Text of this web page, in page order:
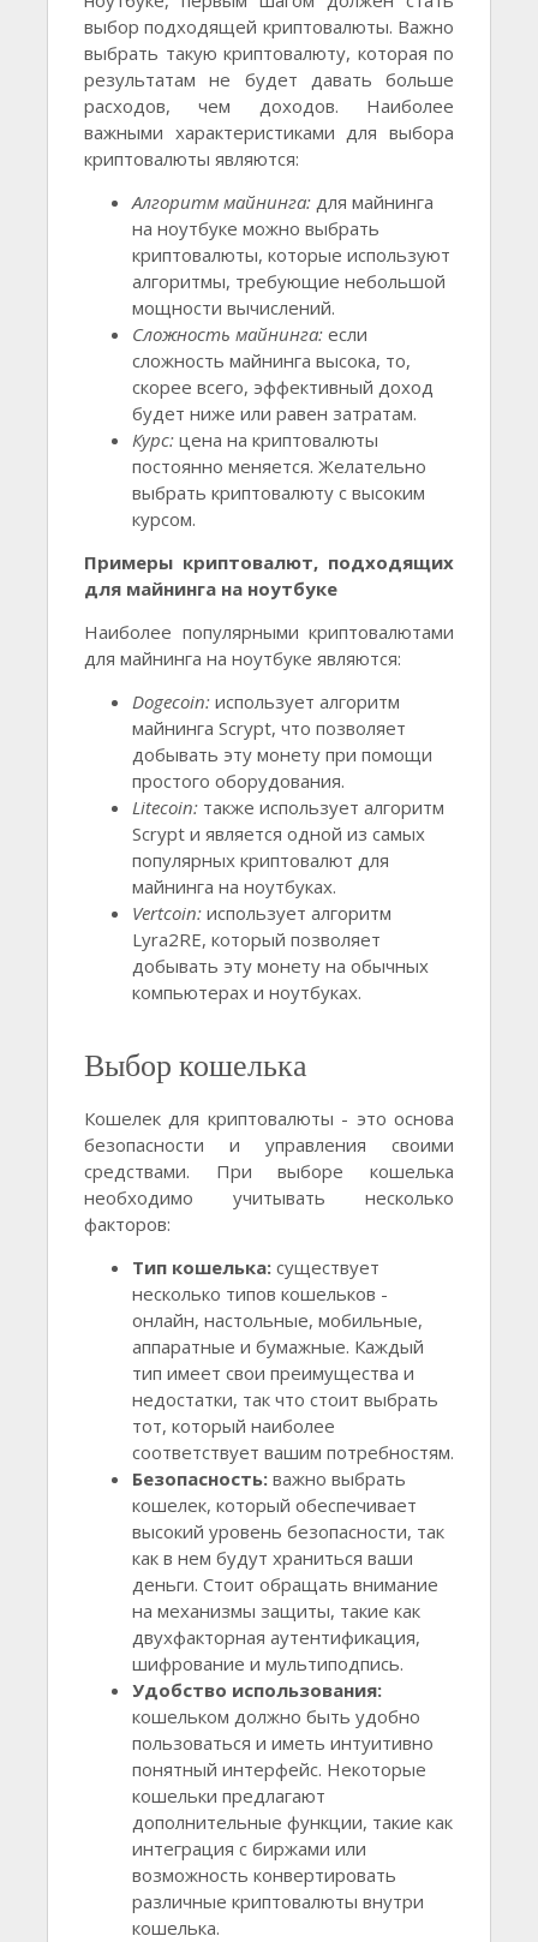
выбор подходящей криптовалюты. Важно
выбрать такую криптовалюту, которая по
результатам не будет давать больше
расходов, чем доходов. Наиболее
важными характеристиками для выбора
криптовалюты являются:
Алгоритм майнинга: для майнинга
на ноутбуке можно выбрать
криптовалюты, которые используют
алгоритмы, требующие небольшой
мощности вычислений.
Сложность майнинга: если
сложность майнинга высока, то,
скорее всего, эффективный доход
будет ниже или равен затратам.
Курс: цена на криптовалюты
постоянно меняется. Желательно
выбрать криптовалюту с высоким
курсом.
Примеры криптовалют, подходящих
для майнинга на ноутбуке
Наиболее популярными криптовалютами
для майнинга на ноутбуке являются:
Dogecoin: использует алгоритм
майнинга Scrypt, что позволяет
добывать эту монету при помощи
простого оборудования.
Litecoin: также использует алгоритм
Scrypt и является одной из самых
популярных криптовалют для
майнинга на ноутбуках.
Vertcoin: использует алгоритм
Lyra2RE, который позволяет
добывать эту монету на обычных
компьютерах и ноутбуках.
Выбор кошелька
Кошелек для криптовалюты - это основа
безопасности и управления своими
средствами. При выборе кошелька
необходимо учитывать несколько
факторов:
Тип кошелька: существует
несколько типов кошельков -
онлайн, настольные, мобильные,
аппаратные и бумажные. Каждый
тип имеет свои преимущества и
недостатки, так что стоит выбрать
тот, который наиболее
соответствует вашим потребностям.
Безопасность: важно выбрать
кошелек, который обеспечивает
высокий уровень безопасности, так
как в нем будут храниться ваши
деньги. Стоит обращать внимание
на механизмы защиты, такие как
двухфакторная аутентификация,
шифрование и мультиподпись.
Удобство использования:
кошельком должно быть удобно
пользоваться и иметь интуитивно
понятный интерфейс. Некоторые
кошельки предлагают
дополнительные функции, такие как
интеграция с биржами или
возможность конвертировать
различные криптовалюты внутри
кошелька.